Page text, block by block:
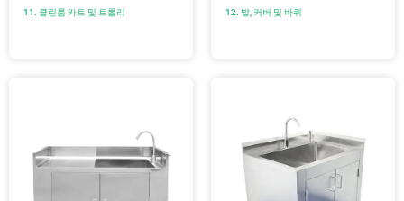
11. 클린룸 카트 및 트롤리 12. 발, 커버 및 바퀴